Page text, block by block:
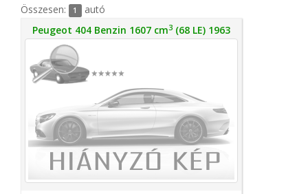
Összesen: 1
autó
Peugeot 404 Benzin 1607 cm3 (68 LE) 1963